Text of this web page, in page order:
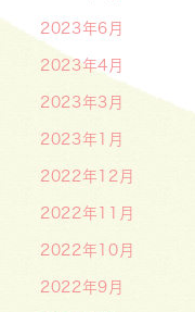
2023年6月
2023年4月
2023年3月
2023年1月
2022年12月
2022年11月
2022年10月
2022年9月